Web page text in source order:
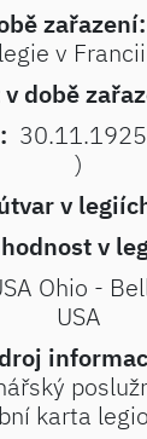
zařazení:
legie v
době
)
v
v
Ohio -
USA
karta